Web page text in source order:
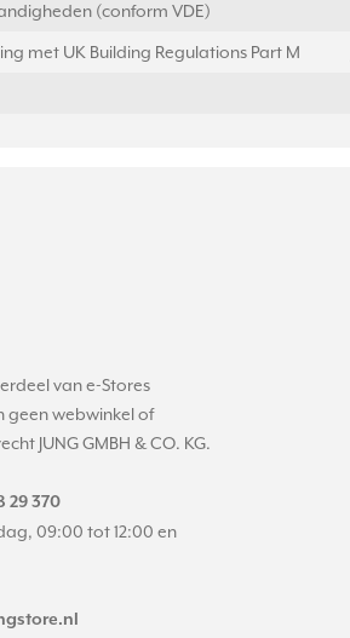
(conform VDE)
met UK Building Regulations Part M
van e-Stores
geen webwinkel of
JUNG GMBH & CO. KG.
29 370
09:00 tot 12:00 en